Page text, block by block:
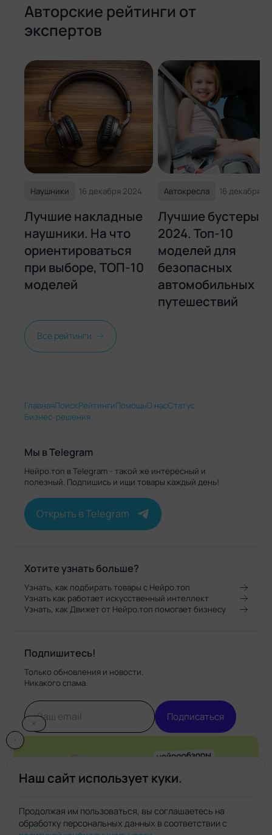
Маркая рабочая поверхность
2 место
XP-PEN Deco 01 V2
Плюсы
Высокая скорость работы
Размеры могут показаться слишком
3 место
HUION Inspiroy RTS-
300 Pink
творческих задач
Отсутствует встроенная подсветка
4 место
Плюсы
Недорогой, подойдет и профессионалам,
Минусы
Отсутствует ластик
5 место
XP-Pen Deco Pro
Medium
Плюсы
Авторские рейтинги от
экспертов
Наушники 16 декабря 2024
Лучшие накладные
наушники. На что
ориентироваться
при выборе, ТОП-10
моделей
Автокресла 16 декабря
Лучшие бустеры
2024. Топ-10
моделей для
безопасных
автомобильных
путешествий
Все рейтинги
ГлавнаяПоискРейтингиПомощьО насСтатус
Бизнес-решения
Мы в Telegram
Нейро.топ в Telegram - такой же интересный и
полезный. Подпишись и ищи товары каждый день!
Открыть в Telegram
Хотите узнать больше?
Узнать, как подбирать товары с Нейро.топ
Узнать как работает искусственный интеллект
Узнать, как Движет от Нейро.топ помогает бизнесу
Подпишитесь!
Только обновления и новости.
Никакого спама.
Подписаться
Наш сайт использует куки.
Продолжая им пользоваться, вы соглашаетесь на
обработку персональных данных в соответствии с